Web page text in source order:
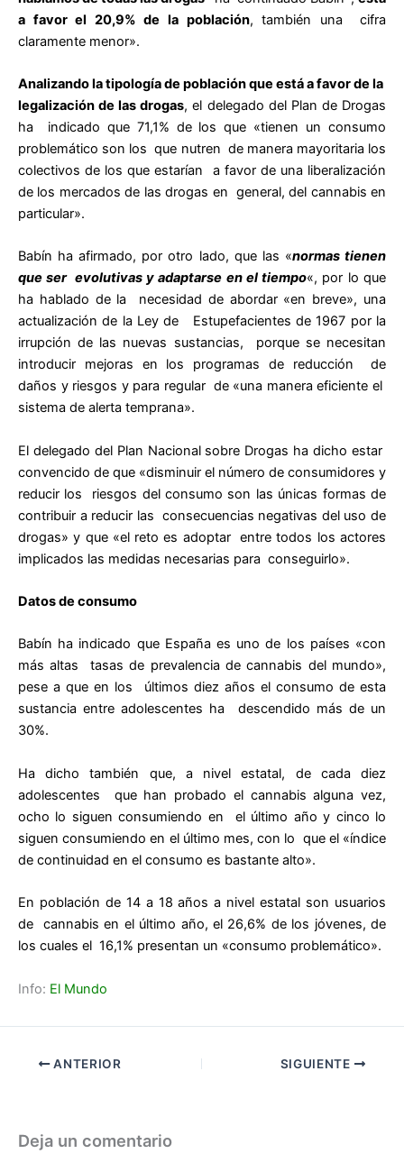
a favor el 20,9% de la población, también una cifra
claramente menor».
Analizando la tipología de población que está a favor de la
legalización de las drogas, el delegado del Plan de Drogas
ha indicado que 71,1% de los que «tienen un consumo
problemático son los que nutren de manera mayoritaria los
colectivos de los que estarían a favor de una liberalización
de los mercados de las drogas en general, del cannabis en
particular».
Babín ha afirmado, por otro lado, que las «normas tienen
que ser evolutivas y adaptarse en el tiempo«, por lo que
ha hablado de la necesidad de abordar «en breve», una
actualización de la Ley de Estupefacientes de 1967 por la
irrupción de las nuevas sustancias, porque se necesitan
introducir mejoras en los programas de reducción de
daños y riesgos y para regular de «una manera eficiente el
sistema de alerta temprana».
El delegado del Plan Nacional sobre Drogas ha dicho estar
convencido de que «disminuir el número de consumidores y
reducir los riesgos del consumo son las únicas formas de
contribuir a reducir las consecuencias negativas del uso de
drogas» y que «el reto es adoptar entre todos los actores
implicados las medidas necesarias para conseguirlo».
Datos de consumo
Babín ha indicado que España es uno de los países «con
más altas tasas de prevalencia de cannabis del mundo»,
pese a que en los últimos diez años el consumo de esta
sustancia entre adolescentes ha descendido más de un
30%.
Ha dicho también que, a nivel estatal, de cada diez
adolescentes que han probado el cannabis alguna vez,
ocho lo siguen consumiendo en el último año y cinco lo
siguen consumiendo en el último mes, con lo que el «índice
de continuidad en el consumo es bastante alto».
En población de 14 a 18 años a nivel estatal son usuarios
de cannabis en el último año, el 26,6% de los jóvenes, de
los cuales el 16,1% presentan un «consumo problemático».
Info: El Mundo
ANTERIOR SIGUIENTE
Deja un comentario